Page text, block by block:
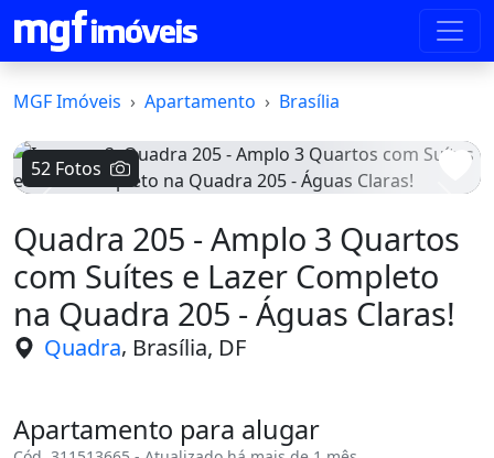
MGF Imóveis Apartamento Brasília
52 Fotos
Quadra 205 - Amplo 3 Quartos
com Suítes e Lazer Completo
na Quadra 205 - Águas Claras!
Quadra, Brasília, DF
Apartamento para alugar